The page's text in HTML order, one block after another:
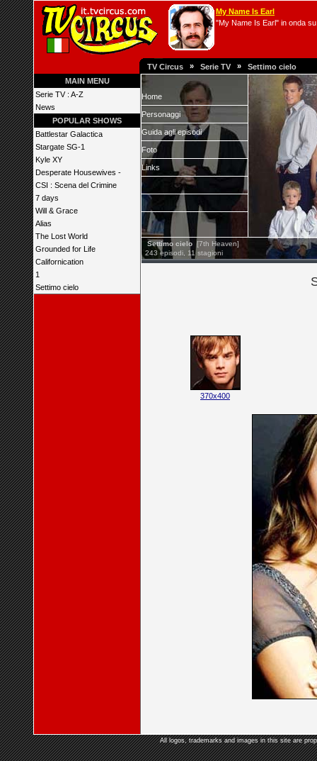
My Name Is Earl
"My Name Is Earl" in onda
TV Circus » Serie TV » Settimo cielo
MAIN MENU
Serie TV : A-Z
News
POPULAR SHOWS
Battlestar Galactica
Stargate SG-1
Kyle XY
Desperate Housewives -
CSI : Scena del Crimine
7 days
Will & Grace
Alias
The Lost World
Grounded for Life
Californication
1
Settimo cielo
Home
Personaggi
Guida agli episodi
Foto
Links
Settimo cielo [7th Heaven]
243 episodi, 11 stagioni
370x400
All logos, trademarks and images in this site are